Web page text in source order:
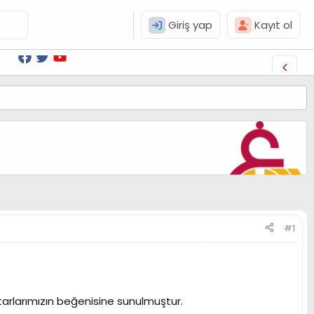
Giriş yap Kayıt ol
#1
beğenisine sunulmuştur.